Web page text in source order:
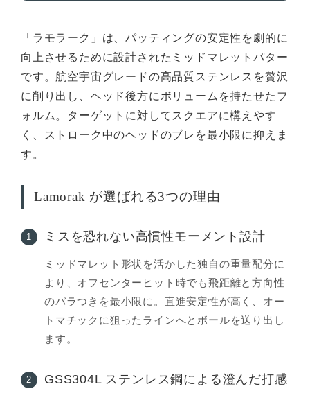
「ラモラーク」は、パッティングの安定性を劇的に
向上させるために設計されたミッドマレットパター
です。航空宇宙グレードの高品質ステンレスを贅沢
に削り出し、ヘッド後方にボリュームを持たせたフ
ォルム。ターゲットに対してスクエアに構えやす
く、ストローク中のヘッドのブレを最小限に抑えま
す。
Lamorak が選ばれる3つの理由
1 ミスを恐れない高慣性モーメント設計
ミッドマレット形状を活かした独自の重量配分に
より、オフセンターヒット時でも飛距離と方向性
のバラつきを最小限に。直進安定性が高く、オー
トマチックに狙ったラインへとボールを送り出し
ます。
2 GSS304L ステンレス鋼による澄んだ打感